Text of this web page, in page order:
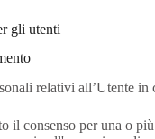
gli utenti
relativi all’Utente in
il consenso per una o